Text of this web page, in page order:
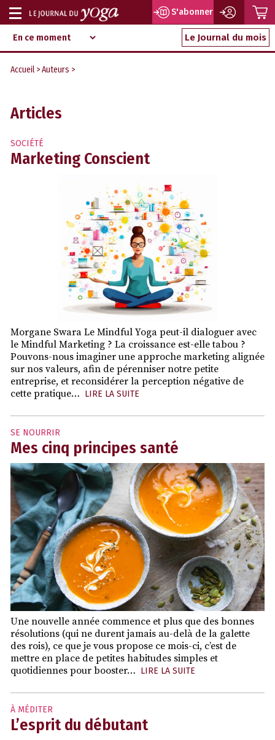
Aller
au
contenu
d‘information
indépendant
Afficher
ou
masquer
navigation
S'abonner
Le Journal du mois
Accueil >Auteurs >
Articles
SOCIÉTÉ
Marketing Conscient
Morgane Swara Le Mindful Yoga peut-il dialoguer avec
le Mindful Marketing ? La croissance est-elle tabou ?
Pouvons-nous imaginer une approche marketing alignée
sur nos valeurs, afin de pérenniser notre petite
entreprise, et reconsidérer la perception négative de
cette pratique… LIRE LA SUITE
SE NOURRIR
Mes cinq principes santé
Une nouvelle année commence et plus que des bonnes
résolutions (qui ne durent jamais au-delà de la galette
des rois), ce que je vous propose ce mois-ci, c’est de
mettre en place de petites habitudes simples et
quotidiennes pour booster… LIRE LA SUITE
À MÉDITER
L’esprit du débutant